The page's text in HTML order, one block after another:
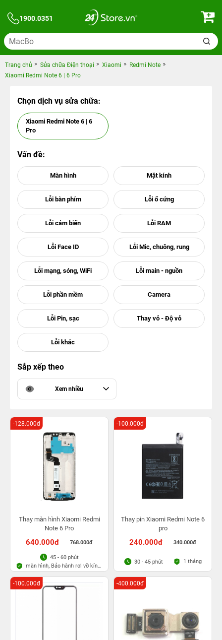
1900.0351
Trang chủ Sửa chữa Điện thoại Xiaomi
Redmi Note
Xiaomi Redmi Note 6 | 6 Pro
Chọn dịch vụ sửa chữa:
Xiaomi Redmi Note 6 | 6
Pro
Vấn đề:
Sắp xếp theo
Xem nhiều
Thay màn hình Xiaomi Redmi
Note 6 Pro
640.000đ 768.000đ
-128.000đ
45 - 60 phút
màn hình, Bảo hành rơi vỡ kính
1 lần trong 3 tháng
Thay pin Xiaomi Redmi Note 6
pro
240.000đ 340.000đ
-100.000đ
30 - 45 phút 1 tháng
-100.000đ -400.000đ